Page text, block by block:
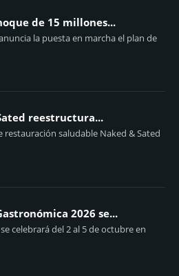
de 15 millones...
la puesta en marcha el plan de
reestructura...
restauración saludable Naked & Sated
2026 se...
celebrará del 2 al 5 de octubre en